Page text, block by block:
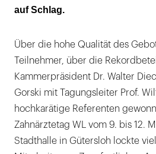
auf Schlag.
Über die hohe Qualität des
Teilnehmer, über die
Kammerpräsident Dr. Walter
Gorski mit Tagungsleiter Prof.
hochkarätige Referenten
Zahnärztetag WL vom 9. bis 12.
Stadthalle in Gütersloh lockte